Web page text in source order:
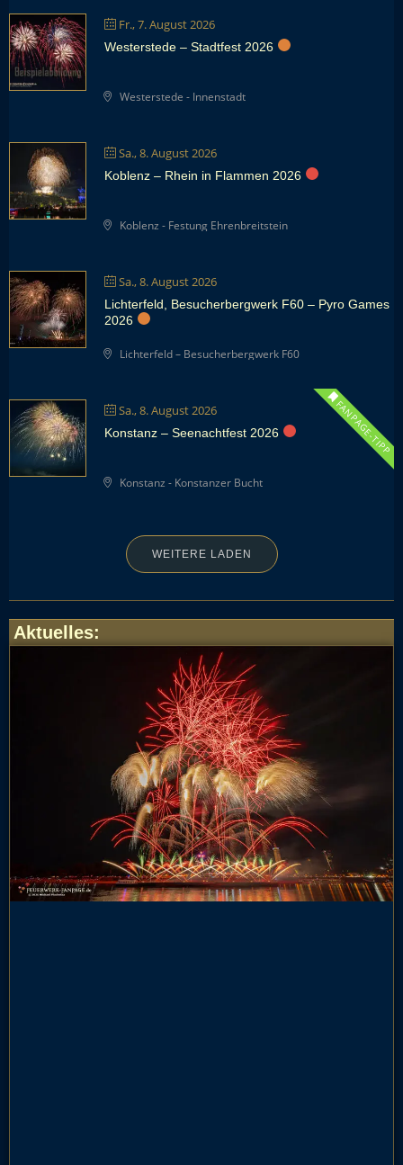
Fr., 7. August 2026
Westerstede – Stadtfest 2026
Westerstede - Innenstadt
Sa., 8. August 2026
Koblenz – Rhein in Flammen 2026
Koblenz - Festung Ehrenbreitstein
Sa., 8. August 2026
Lichterfeld, Besucherbergwerk F60 – Pyro Games
2026
Lichterfeld – Besucherbergwerk F60
Sa., 8. August 2026 FANPAGE-TIPP
Konstanz – Seenachtfest 2026
Konstanz - Konstanzer Bucht
WEITERE LADEN
Aktuelles: